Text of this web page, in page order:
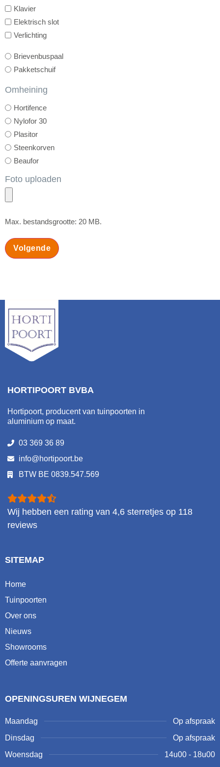
Klavier
Elektrisch slot
Verlichting
extra
opties
2
Brievenbuspaal
Pakketschuif
Omheining
Hortifence
Nylofor 30
Plasitor
Steenkorven
Beaufor
Foto uploaden
Max. bestandsgrootte: 20 MB.
Volgende
HORTIPOORT BVBA
Hortipoort, producent van tuinpoorten in
aluminium op maat.
03 369 36 89
info@hortipoort.be
BTW BE 0839.547.569
Wij hebben een rating van 4,6 sterretjes op 118
reviews
SITEMAP
Home
Tuinpoorten
Over ons
Nieuws
Showrooms
Offerte aanvragen
OPENINGSUREN WIJNEGEM
Maandag
Op afspraak
Dinsdag
Op afspraak
Woensdag
14u00 - 18u00